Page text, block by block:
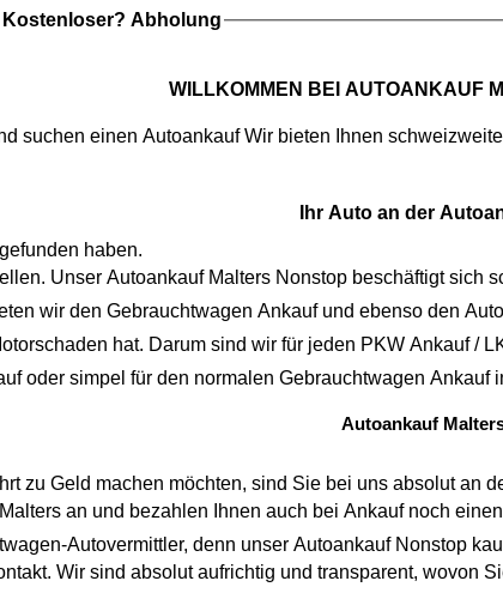
Kostenloser? Abholung
WILLKOMMEN BEI AUTOANKAUF
suchen einen Autoankauf
Ihr Auto an der
haben.
Unser Autoankauf Malters Nonstop
wir den Gebrauchtwagen Ankaufund ebenso den
hat. Darum sind wir für jeden PKW Ankauf/
oder simpel für den normalen Gebrauchtwagen Ankauf
Autoankauf
zu Geld machen möchten, sind Sie bei uns absolut an der
an und bezahlen Ihnen auch bei Ankauf noch einen tollen Preis, wenn der
-Autovermittler, denn unser AutoankaufNonstop
Wir sind absolut aufrichtig und transparent, wovon